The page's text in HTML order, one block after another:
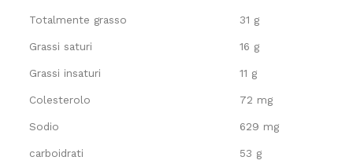
Totalmente grasso 31 g
Grassi saturi 16 g
Grassi insaturi 11 g
Colesterolo 72 mg
Sodio 629 mg
carboidrati 53 g